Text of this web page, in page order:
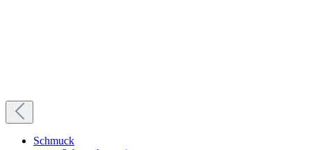
Schmuck